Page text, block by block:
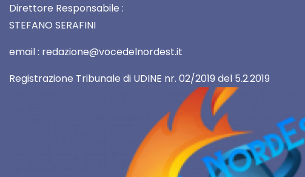
Direttore Responsabile :
STEFANO SERAFINI
email : redazione@vocedelnordest.it
Registrazione Tribunale di UDINE nr. 02/2019 del 5.2.2019